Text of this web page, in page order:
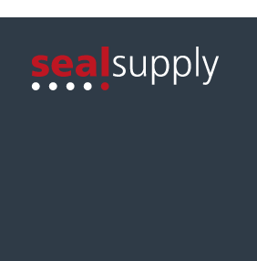
Logo van de website